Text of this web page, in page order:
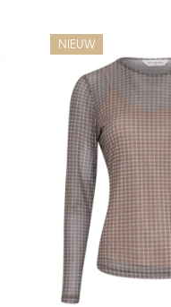
NIEUW